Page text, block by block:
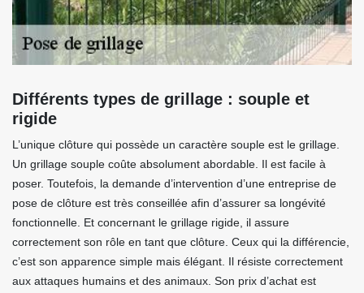
Différents types de grillage : souple et
rigide
L’unique clôture qui possède un caractère souple est le grillage.
Un grillage souple coûte absolument abordable. Il est facile à
poser. Toutefois, la demande d’intervention d’une entreprise de
pose de clôture est très conseillée afin d’assurer sa longévité
fonctionnelle. Et concernant le grillage rigide, il assure
correctement son rôle en tant que clôture. Ceux qui la différencie,
c’est son apparence simple mais élégant. Il résiste correctement
aux attaques humains et des animaux. Son prix d’achat est